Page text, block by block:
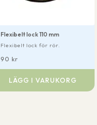
Flexibelt lock 110 mm
90 kr
Flexibelt lock för rör.
LÄGG I VARUKORG